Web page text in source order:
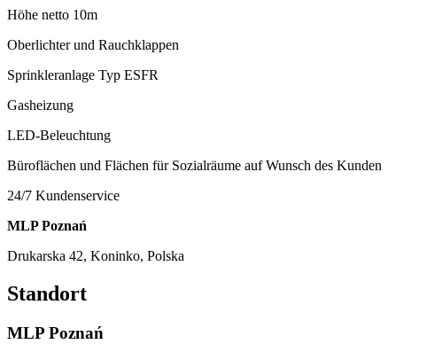
Höhe netto 10m
Oberlichter und Rauchklappen
Sprinkleranlage Typ ESFR
Gasheizung
LED-Beleuchtung
Büroflächen und Flächen für Sozialräume auf Wunsch des Kunden
24/7 Kundenservice
MLP Poznań
Drukarska 42, Koninko, Polska
Standort
MLP Poznań